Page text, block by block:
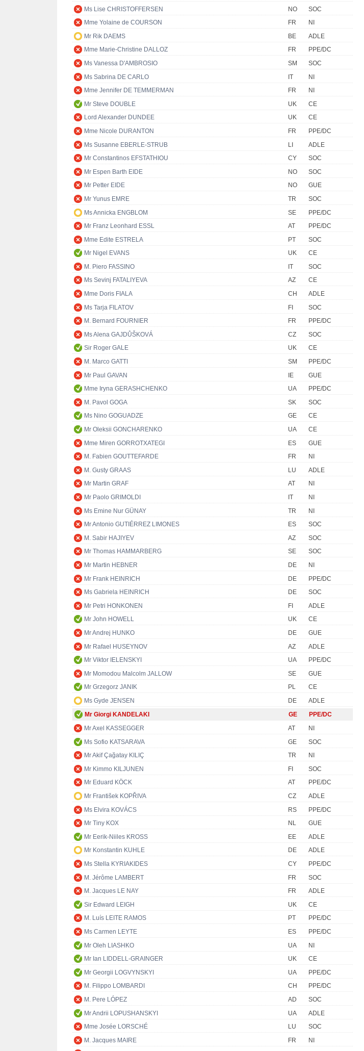
Ms Lise CHRISTOFFERSEN
NO
SOC
Mme Yolaine de COURSON
FR
NI
Mr Rik DAEMS
BE
ADLE
Mme Marie-Christine DALLOZ
FR
PPE/DC
Ms Vanessa D'AMBROSIO
SM
SOC
Ms Sabrina DE CARLO
IT
NI
Mme Jennifer DE TEMMERMAN
FR
NI
Mr Steve DOUBLE
UK
CE
Lord Alexander DUNDEE
UK
CE
Mme Nicole DURANTON
FR
PPE/DC
Ms Susanne EBERLE-STRUB
LI
ADLE
Mr Constantinos EFSTATHIOU
CY
SOC
Mr Espen Barth EIDE
NO
SOC
Mr Petter EIDE
NO
GUE
Mr Yunus EMRE
TR
SOC
Ms Annicka ENGBLOM
SE
PPE/DC
Mr Franz Leonhard ESSL
AT
PPE/DC
Mme Edite ESTRELA
PT
SOC
Mr Nigel EVANS
UK
CE
M. Piero FASSINO
IT
SOC
Ms Sevinj FATALIYEVA
AZ
CE
Mme Doris FIALA
CH
ADLE
Ms Tarja FILATOV
FI
SOC
M. Bernard FOURNIER
FR
PPE/DC
Ms Alena GAJDŮŠKOVÁ
CZ
SOC
Sir Roger GALE
UK
CE
M. Marco GATTI
SM
PPE/DC
Mr Paul GAVAN
IE
GUE
Mme Iryna GERASHCHENKO
UA
PPE/DC
M. Pavol GOGA
SK
SOC
Ms Nino GOGUADZE
GE
CE
Mr Oleksii GONCHARENKO
UA
CE
Mme Miren GORROTXATEGI
ES
GUE
M. Fabien GOUTTEFARDE
FR
NI
M. Gusty GRAAS
LU
ADLE
Mr Martin GRAF
AT
NI
Mr Paolo GRIMOLDI
IT
NI
Ms Emine Nur GÜNAY
TR
NI
Mr Antonio GUTIÉRREZ LIMONES
ES
SOC
M. Sabir HAJIYEV
AZ
SOC
Mr Thomas HAMMARBERG
SE
SOC
Mr Martin HEBNER
DE
NI
Mr Frank HEINRICH
DE
PPE/DC
Ms Gabriela HEINRICH
DE
SOC
Mr Petri HONKONEN
FI
ADLE
Mr John HOWELL
UK
CE
Mr Andrej HUNKO
DE
GUE
Mr Rafael HUSEYNOV
AZ
ADLE
Mr Viktor IELENSKYI
UA
PPE/DC
Mr Momodou Malcolm JALLOW
SE
GUE
Mr Grzegorz JANIK
PL
CE
Ms Gyde JENSEN
DE
ADLE
Mr Giorgi KANDELAKI
GE
PPE/DC
Mr Axel KASSEGGER
AT
NI
Ms Sofio KATSARAVA
GE
SOC
Mr Akif Çağatay KILIÇ
TR
NI
Mr Kimmo KILJUNEN
FI
SOC
Mr Eduard KÖCK
AT
PPE/DC
Mr František KOPŘIVA
CZ
ADLE
Ms Elvira KOVÁCS
RS
PPE/DC
Mr Tiny KOX
NL
GUE
Mr Eerik-Niiles KROSS
EE
ADLE
Mr Konstantin KUHLE
DE
ADLE
Ms Stella KYRIAKIDES
CY
PPE/DC
M. Jérôme LAMBERT
FR
SOC
M. Jacques LE NAY
FR
ADLE
Sir Edward LEIGH
UK
CE
M. Luís LEITE RAMOS
PT
PPE/DC
Ms Carmen LEYTE
ES
PPE/DC
Mr Oleh LIASHKO
UA
NI
Mr Ian LIDDELL-GRAINGER
UK
CE
Mr Georgii LOGVYNSKYI
UA
PPE/DC
M. Filippo LOMBARDI
CH
PPE/DC
M. Pere LÓPEZ
AD
SOC
Mr Andrii LOPUSHANSKYI
UA
ADLE
Mme Josée LORSCHÉ
LU
SOC
M. Jacques MAIRE
FR
NI